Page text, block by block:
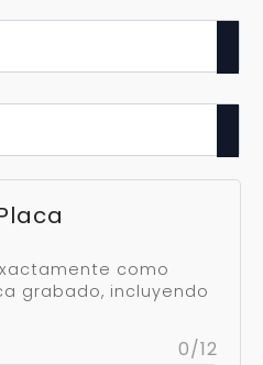
como
grabado, incluyendo
0/12